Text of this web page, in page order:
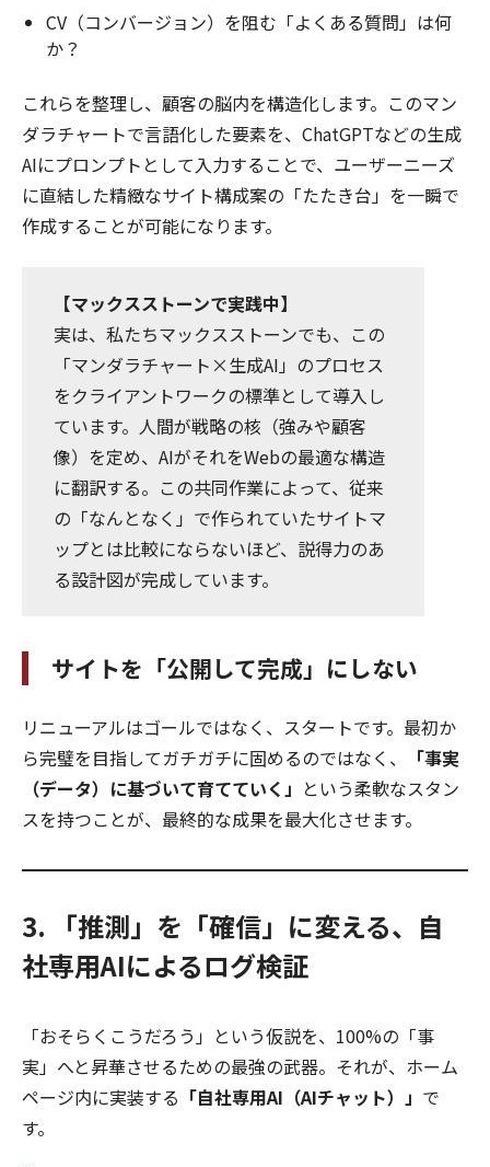
CV（コンバージョン）を阻む「よくある質問」は何
か？
これらを整理し、顧客の脳内を構造化します。このマン
ダラチャートで言語化した要素を、ChatGPTなどの生成
AIにプロンプトとして入力することで、ユーザーニーズ
に直結した精緻なサイト構成案の「たたき台」を一瞬で
作成することが可能になります。
【マックスストーンで実践中】
実は、私たちマックスストーンでも、この
「マンダラチャート×生成AI」のプロセス
をクライアントワークの標準として導入し
ています。人間が戦略の核（強みや顧客
像）を定め、AIがそれをWebの最適な構造
に翻訳する。この共同作業によって、従来
の「なんとなく」で作られていたサイトマ
ップとは比較にならないほど、説得力のあ
る設計図が完成しています。
サイトを「公開して完成」にしない
リニューアルはゴールではなく、スタートです。最初か
ら完璧を目指してガチガチに固めるのではなく、
「事実
（データ）に基づいて育てていく」 という柔軟なスタン
スを持つことが、最終的な成果を最大化させます。
3. 「推測」を「確信」に変える、自
社専用AIによるログ検証
「おそらくこうだろう」という仮説を、100%の「事
実」へと昇華させるための最強の武器。それが、ホーム
ページ内に実装する 「自社専用AI（AIチャット）」 で
す。